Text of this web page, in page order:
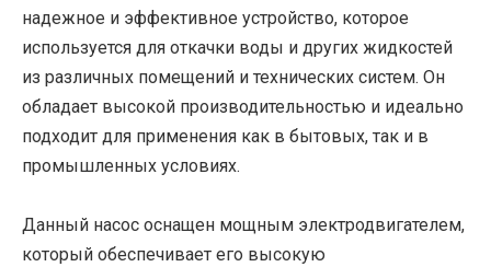
надежное и эффективное устройство, которое
используется для откачки воды и других жидкостей
из различных помещений и технических систем. Он
обладает высокой производительностью и идеально
подходит для применения как в бытовых, так и в
промышленных условиях.
Данный насос оснащен мощным электродвигателем,
который обеспечивает его высокую